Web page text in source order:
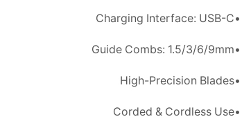
•Charging Interface: USB-C
•Guide Combs: 1.5/3/6/9mm
•High-Precision Blades
•Corded & Cordless Use